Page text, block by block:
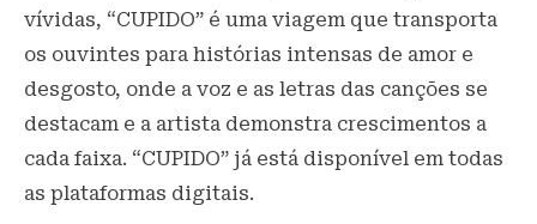
vívidas, “CUPIDO” é uma viagem que transporta
os ouvintes para histórias intensas de amor e
desgosto, onde a voz e as letras das canções se
destacam e a artista demonstra crescimentos a
cada faixa. “CUPIDO” já está disponível em todas
as plataformas digitais.